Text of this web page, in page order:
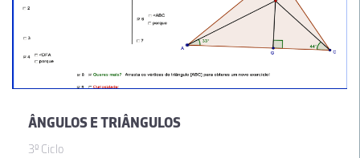
ÂNGULOS E TRIÂNGULOS
3º Ciclo